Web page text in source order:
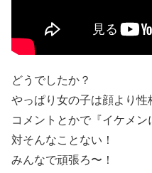
どうでしたか？
やっぱり女の子は顔より性
コメントとかで『イケメ
対そんなことない！
みんなで頑張ろ〜！